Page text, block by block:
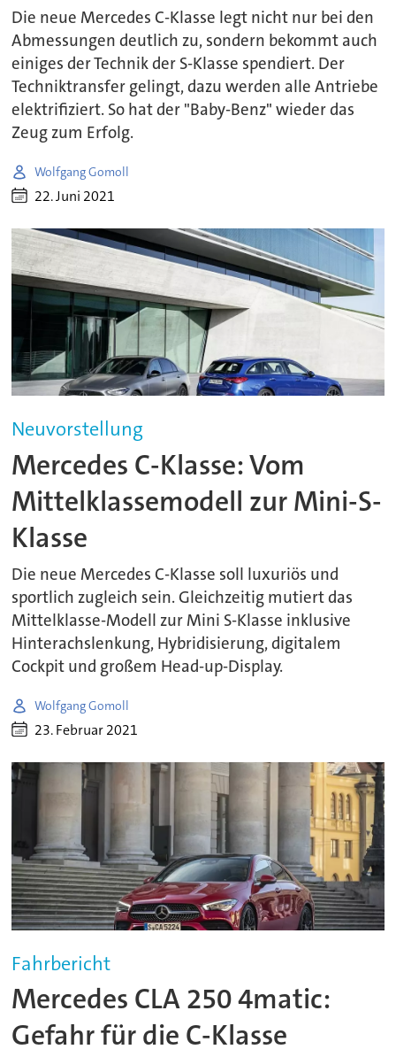
Die neue Mercedes C-Klasse legt nicht nur bei den
Abmessungen deutlich zu, sondern bekommt auch
einiges der Technik der S-Klasse spendiert. Der
Techniktransfer gelingt, dazu werden alle Antriebe
elektrifiziert. So hat der "Baby-Benz" wieder das
Zeug zum Erfolg.
Wolfgang Gomoll
22. Juni 2021
Neuvorstellung
Mercedes C-Klasse: Vom
Mittelklassemodell zur Mini-S-
Klasse
Die neue Mercedes C-Klasse soll luxuriös und
sportlich zugleich sein. Gleichzeitig mutiert das
Mittelklasse-Modell zur Mini S-Klasse inklusive
Hinterachslenkung, Hybridisierung, digitalem
Cockpit und großem Head-up-Display.
Wolfgang Gomoll
23. Februar 2021
Fahrbericht
Mercedes CLA 250 4matic:
Gefahr für die C-Klasse